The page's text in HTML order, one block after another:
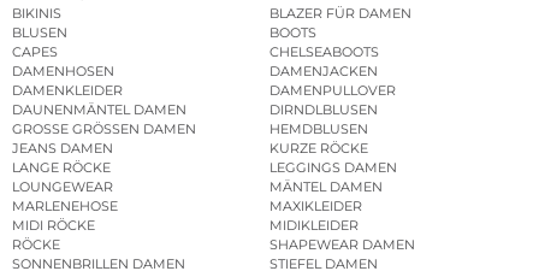
BIKINIS
BLAZER FÜR DAMEN
BLUSEN
BOOTS
CAPES
CHELSEABOOTS
DAMENHOSEN
DAMENJACKEN
DAMENKLEIDER
DAMENPULLOVER
DAUNENMÄNTEL DAMEN
DIRNDLBLUSEN
GROSSE GRÖSSEN DAMEN
HEMDBLUSEN
JEANS DAMEN
KURZE RÖCKE
LANGE RÖCKE
LEGGINGS DAMEN
LOUNGEWEAR
MÄNTEL DAMEN
MARLENEHOSE
MAXIKLEIDER
MIDI RÖCKE
MIDIKLEIDER
RÖCKE
SHAPEWEAR DAMEN
SONNENBRILLEN DAMEN
STIEFEL DAMEN